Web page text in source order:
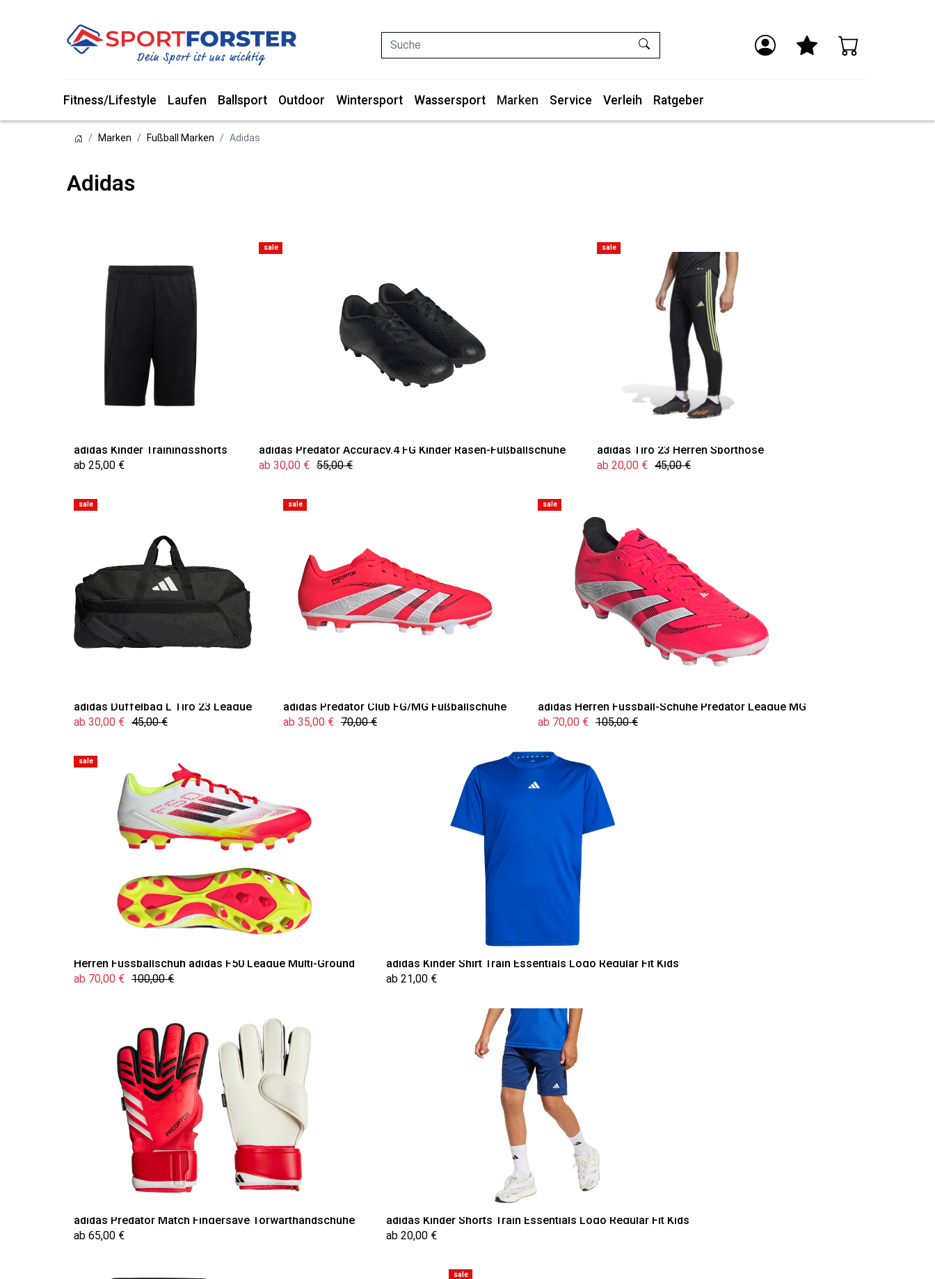
Suche
Fitness/Lifestyle Laufen Ballsport Outdoor Wintersport Wassersport Marken Service Verleih Ratgeber
Marken Fußball Marken Adidas
Adidas
adidas Kinder Trainingsshorts
ab 25,00 €
sale
adidas Predator Accuracy.4 FG Kinder Rasen-Fußballschuhe
ab 30,00 € 55,00 €
sale
adidas Tiro 23 Herren Sporthose
ab 20,00 € 45,00 €
sale
adidas Duffelbag L Tiro 23 League
ab 30,00 € 45,00 €
sale
adidas Predator Club FG/MG Fußballschuhe
ab 35,00 € 70,00 €
sale
adidas Herren Fussball-Schuhe Predator League MG
ab 70,00 € 105,00 €
sale
Herren Fussballschuh adidas F50 League Multi-Ground
ab 70,00 € 100,00 €
adidas Kinder Shirt Train Essentials Logo Regular Fit Kids
ab 21,00 €
adidas Predator Match Fingersave Torwarthandschuhe
ab 65,00 €
adidas Kinder Shorts Train Essentials Logo Regular Fit Kids
ab 20,00 €
sale